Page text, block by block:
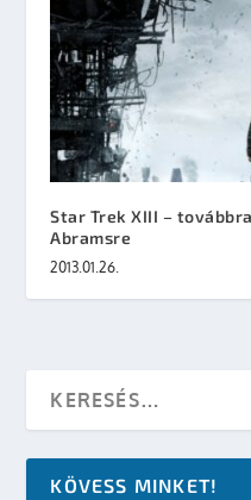
Star Trek XIII –
Abramsre
2013.01.26.
KÖVESS MINKET!